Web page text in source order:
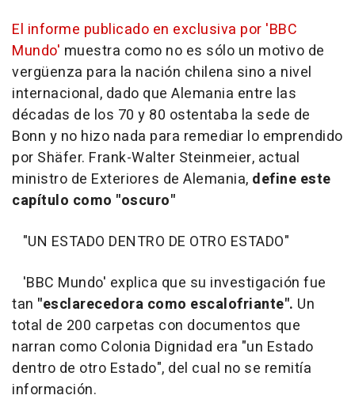
El informe publicado en exclusiva por 'BBC
Mundo' muestra como no es sólo un motivo de
vergüenza para la nación chilena sino a nivel
internacional, dado que Alemania entre las
décadas de los 70 y 80 ostentaba la sede de
Bonn y no hizo nada para remediar lo emprendido
por Shäfer. Frank-Walter Steinmeier, actual
ministro de Exteriores de Alemania, define este
capítulo como "oscuro"
"UN ESTADO DENTRO DE OTRO ESTADO"
'BBC Mundo' explica que su investigación fue
tan "esclarecedora como escalofriante". Un
total de 200 carpetas con documentos que
narran como Colonia Dignidad era "un Estado
dentro de otro Estado", del cual no se remitía
información.